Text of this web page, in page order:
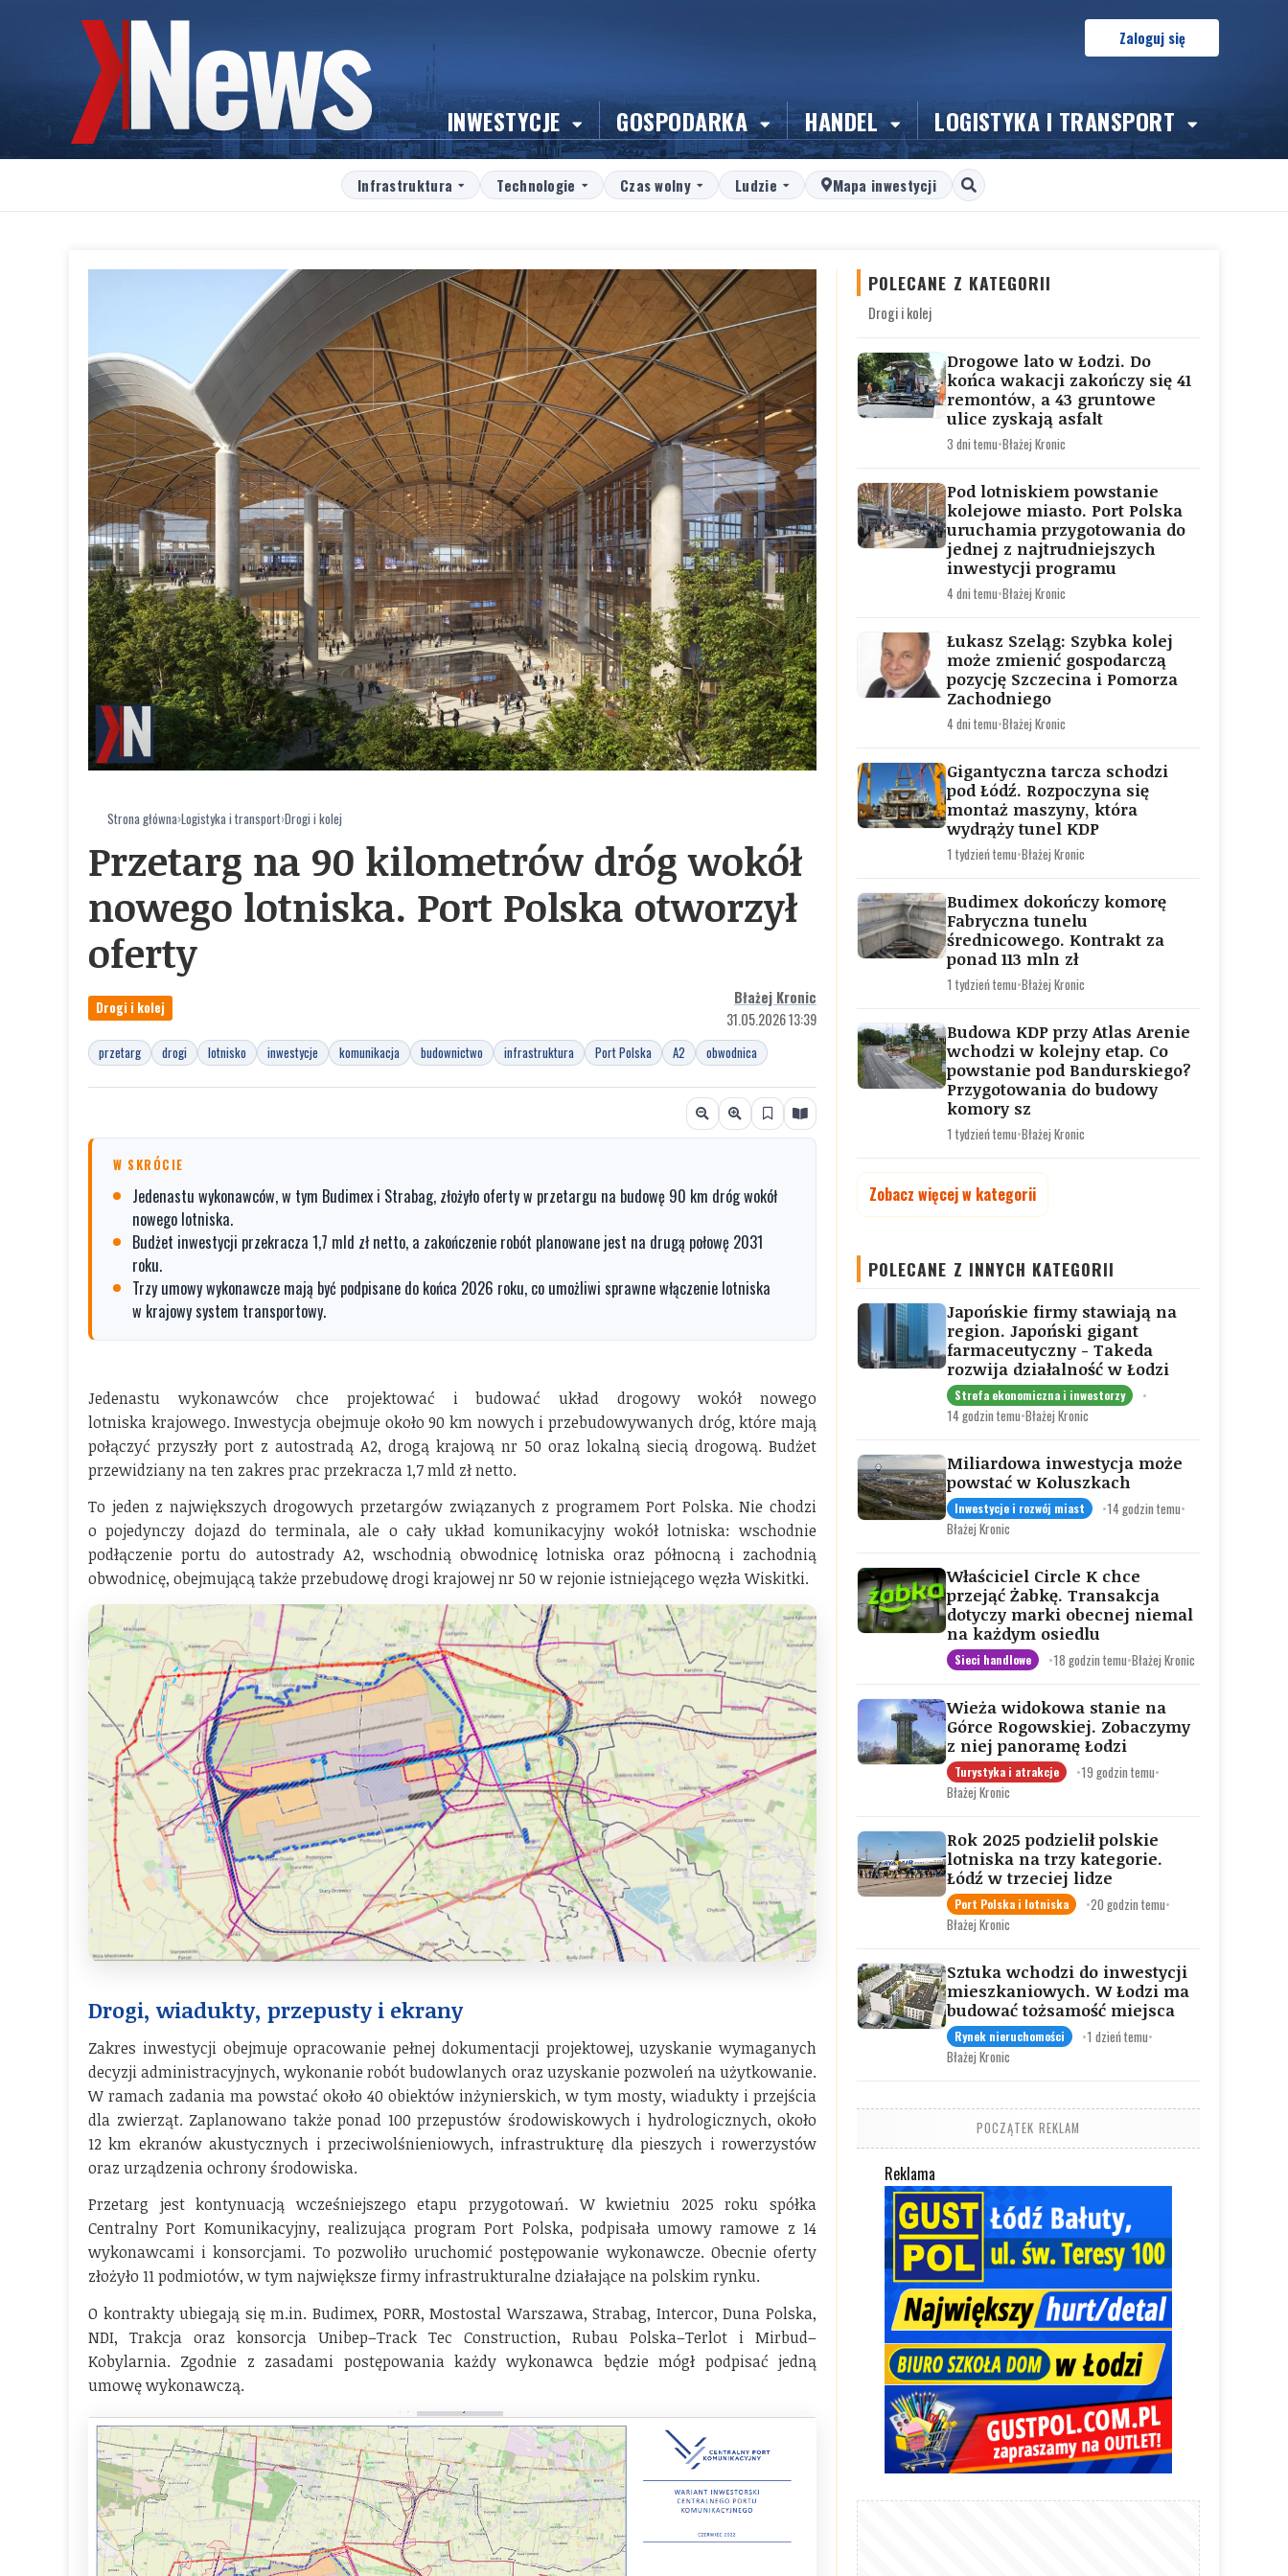
INWESTYCJE GOSPODARKA HANDEL LOGISTYKA I TRANSPORT
Zaloguj się
Infrastruktura Technologie Czas wolny Ludzie Mapa inwestycji
Strona główna›Logistyka i transport›Drogi i kolej
Przetarg na 90 kilometrów dróg wokół
nowego lotniska. Port Polska otworzył
oferty
Drogi i kolej
Błażej Kronic
31.05.2026 13:39
przetarg drogi lotnisko inwestycje komunikacja budownictwo infrastruktura Port Polska A2 obwodnica
W SKRÓCIE
Jedenastu wykonawców, w tym Budimex i Strabag, złożyło oferty w przetargu na budowę 90 km dróg wokół
nowego lotniska.
Budżet inwestycji przekracza 1,7 mld zł netto, a zakończenie robót planowane jest na drugą połowę 2031
roku.
Trzy umowy wykonawcze mają być podpisane do końca 2026 roku, co umożliwi sprawne włączenie lotniska
w krajowy system transportowy.
Jedenastu wykonawców chce projektować i budować układ drogowy wokół nowego
lotniska krajowego. Inwestycja obejmuje około 90 km nowych i przebudowywanych dróg, które mają
połączyć przyszły port z autostradą A2, drogą krajową nr 50 oraz lokalną siecią drogową. Budżet
przewidziany na ten zakres prac przekracza 1,7 mld zł netto.
To jeden z największych drogowych przetargów związanych z programem Port Polska. Nie chodzi
o pojedynczy dojazd do terminala, ale o cały układ komunikacyjny wokół lotniska: wschodnie
podłączenie portu do autostrady A2, wschodnią obwodnicę lotniska oraz północną i zachodnią
obwodnicę, obejmującą także przebudowę drogi krajowej nr 50 w rejonie istniejącego węzła Wiskitki.
Drogi, wiadukty, przepusty i ekrany
Zakres inwestycji obejmuje opracowanie pełnej dokumentacji projektowej, uzyskanie wymaganych
decyzji administracyjnych, wykonanie robót budowlanych oraz uzyskanie pozwoleń na użytkowanie.
W ramach zadania ma powstać około 40 obiektów inżynierskich, w tym mosty, wiadukty i przejścia
dla zwierząt. Zaplanowano także ponad 100 przepustów środowiskowych i hydrologicznych, około
12 km ekranów akustycznych i przeciwolśnieniowych, infrastrukturę dla pieszych i rowerzystów
oraz urządzenia ochrony środowiska.
Przetarg jest kontynuacją wcześniejszego etapu przygotowań. W kwietniu 2025 roku spółka
Centralny Port Komunikacyjny, realizująca program Port Polska, podpisała umowy ramowe z 14
wykonawcami i konsorcjami. To pozwoliło uruchomić postępowanie wykonawcze. Obecnie oferty
złożyło 11 podmiotów, w tym największe firmy infrastrukturalne działające na polskim rynku.
O kontrakty ubiegają się m.in. Budimex, PORR, Mostostal Warszawa, Strabag, Intercor, Duna Polska,
NDI, Trakcja oraz konsorcja Unibep–Track Tec Construction, Rubau Polska–Terlot i Mirbud–
Kobylarnia. Zgodnie z zasadami postępowania każdy wykonawca będzie mógł podpisać jedną
umowę wykonawczą.
POLECANE Z KATEGORII
Drogi i kolej
Drogowe lato w Łodzi. Do
końca wakacji zakończy się 41
remontów, a 43 gruntowe
ulice zyskają asfalt
3 dni temu•Błażej Kronic
Pod lotniskiem powstanie
kolejowe miasto. Port Polska
uruchamia przygotowania do
jednej z najtrudniejszych
inwestycji programu
4 dni temu•Błażej Kronic
Łukasz Szeląg: Szybka kolej
może zmienić gospodarczą
pozycję Szczecina i Pomorza
Zachodniego
4 dni temu•Błażej Kronic
Gigantyczna tarcza schodzi
pod Łódź. Rozpoczyna się
montaż maszyny, która
wydrąży tunel KDP
1 tydzień temu•Błażej Kronic
Budimex dokończy komorę
Fabryczna tunelu
średnicowego. Kontrakt za
ponad 113 mln zł
1 tydzień temu•Błażej Kronic
Budowa KDP przy Atlas Arenie
wchodzi w kolejny etap. Co
powstanie pod Bandurskiego?
Przygotowania do budowy
komory sz
1 tydzień temu•Błażej Kronic
Zobacz więcej w kategorii
POLECANE Z INNYCH KATEGORII
Japońskie firmy stawiają na
region. Japoński gigant
farmaceutyczny - Takeda
rozwija działalność w Łodzi
Strefa ekonomiczna i inwestorzy
•
14 godzin temu•Błażej Kronic
Miliardowa inwestycja może
powstać w Koluszkach
Inwestycje i rozwój miast •14 godzin temu•
Błażej Kronic
Właściciel Circle K chce
przejąć Żabkę. Transakcja
dotyczy marki obecnej niemal
na każdym osiedlu
Sieci handlowe •18 godzin temu•Błażej Kronic
Wieża widokowa stanie na
Górce Rogowskiej. Zobaczymy
z niej panoramę Łodzi
Turystyka i atrakcje •19 godzin temu•
Błażej Kronic
Rok 2025 podzielił polskie
lotniska na trzy kategorie.
Łódź w trzeciej lidze
Port Polska i lotniska •20 godzin temu•
Błażej Kronic
Sztuka wchodzi do inwestycji
mieszkaniowych. W Łodzi ma
budować tożsamość miejsca
Rynek nieruchomości •1 dzień temu•
Błażej Kronic
POCZĄTEK REKLAM
Reklama